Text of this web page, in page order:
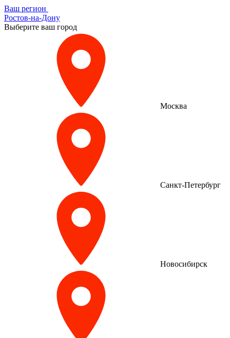
Ваш регион
Ростов-на-Дону
Выберите ваш город
Москва
Санкт-Петербург
Новосибирск